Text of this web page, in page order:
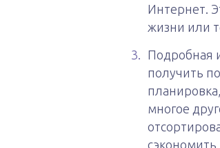
Интернет.
жизни или
Подробная
получить
многое